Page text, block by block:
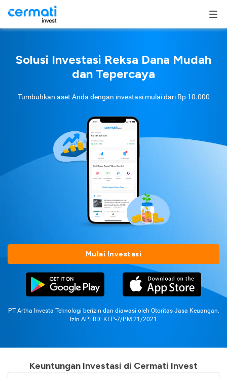
Solusi Investasi Reksa Dana Mudah
dan Tepercaya
Tumbuhkan aset Anda dengan investasi mulai dari Rp 10.000
Mulai Investasi
PT Artha Investa Teknologi berizin dan diawasi oleh Otoritas Jasa Keuangan.
Izin APERD: KEP-7/PM.21/2021
Keuntungan Investasi di Cermati Invest